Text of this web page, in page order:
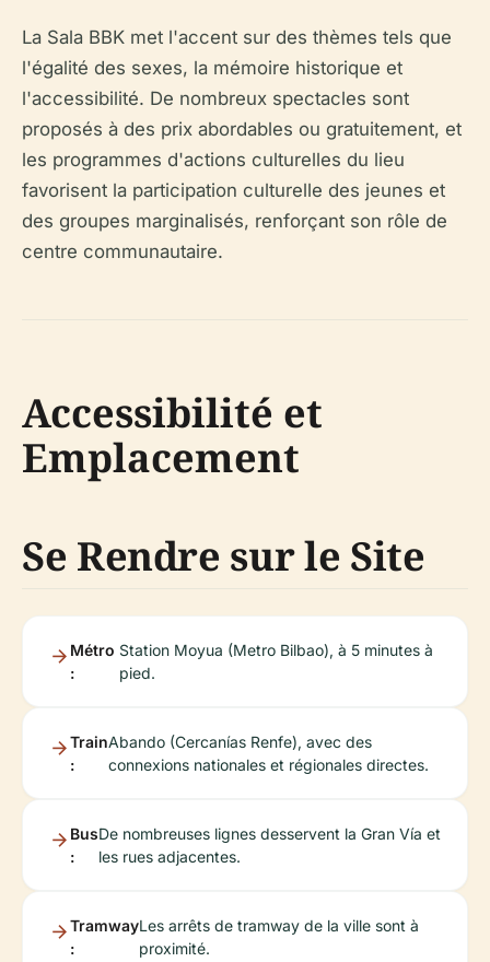
La Sala BBK met l'accent sur des thèmes tels que
l'égalité des sexes, la mémoire historique et
l'accessibilité. De nombreux spectacles sont
proposés à des prix abordables ou gratuitement, et
les programmes d'actions culturelles du lieu
favorisent la participation culturelle des jeunes et
des groupes marginalisés, renforçant son rôle de
centre communautaire.
Accessibilité et
Emplacement
Se Rendre sur le Site
Métro
:
Station Moyua (Metro Bilbao), à 5 minutes à
pied.
Train
:
Abando (Cercanías Renfe), avec des
connexions nationales et régionales directes.
Bus
:
De nombreuses lignes desservent la Gran Vía et
les rues adjacentes.
Tramway
:
Les arrêts de tramway de la ville sont à
proximité.